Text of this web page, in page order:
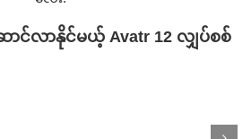
ာင်လာနိုင်မယ့် Avatr 12 လျှပ်စစ်